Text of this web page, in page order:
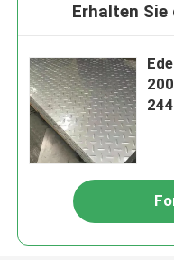
Erhalten